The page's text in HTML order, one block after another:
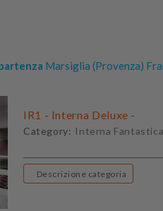
Marsiglia (Provenza)
IR1 - Interna Deluxe -
Category: Interna Fantastica
Descrizione categoria